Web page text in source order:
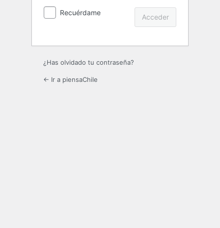
Recuérdame
¿Has olvidado tu contraseña?
← Ir a piensaChile